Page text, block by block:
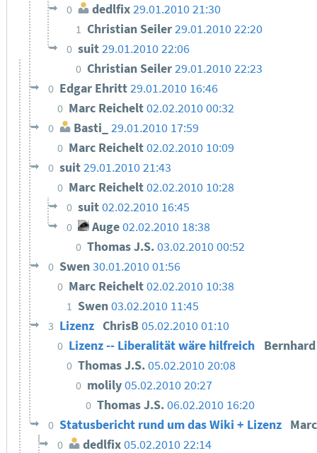
0 dedlfix29.01.2010 21:30
1 Christian Seiler29.01.2010 22:20
0 suit29.01.2010 22:06
0 Christian Seiler29.01.2010 22:23
0 Edgar Ehritt29.01.2010 16:46
0 Marc Reichelt02.02.2010 00:32
0 Basti_ 29.01.2010 17:59
0 Marc Reichelt02.02.2010 10:09
0 suit29.01.2010 21:43
0 Marc Reichelt02.02.2010 10:28
0 suit02.02.2010 16:45
0 Auge02.02.2010 18:38
0 Thomas J.S.03.02.2010 00:52
0 Swen30.01.2010 01:56
0 Marc Reichelt02.02.2010 10:38
1 Swen03.02.2010 11:45
3 Lizenz ChrisB05.02.2010 01:10
0 Lizenz -- Liberalität wäre hilfreich
0 Thomas J.S.05.02.2010 20:08
0 molily05.02.2010 20:27
0 Thomas J.S.06.02.2010 16:20
0 Statusbericht rund um das Wiki + Lizenz
0 dedlfix05.02.2010 22:14